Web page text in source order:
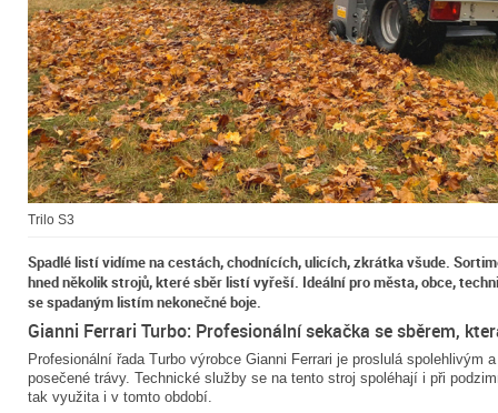
Trilo S3
Spadlé listí vidíme na cestách, chodnících, ulicích, zkrátka všude.
hned několik strojů, které sběr listí vyřeší. Ideální pro města, obce,
se spadaným listím nekonečné boje.
Gianni Ferrari Turbo: Profesionální sekačka se sběrem,
Profesionální řada Turbo výrobce Gianni Ferrari je proslulá spolehlivým
posečené trávy. Technické služby se na tento stroj spoléhají i při
tak využita i v tomto období.